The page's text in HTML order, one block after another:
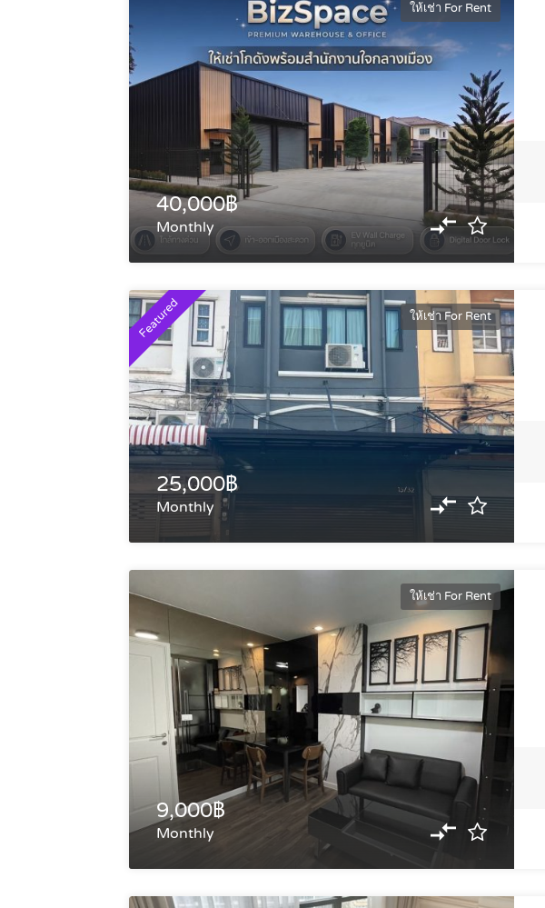
ให้เช่า For Rent
40,000฿
Monthly
Featured ให้เช่า For Rent
25,000฿
Monthly
ให้เช่า For Rent
9,000฿
Monthly